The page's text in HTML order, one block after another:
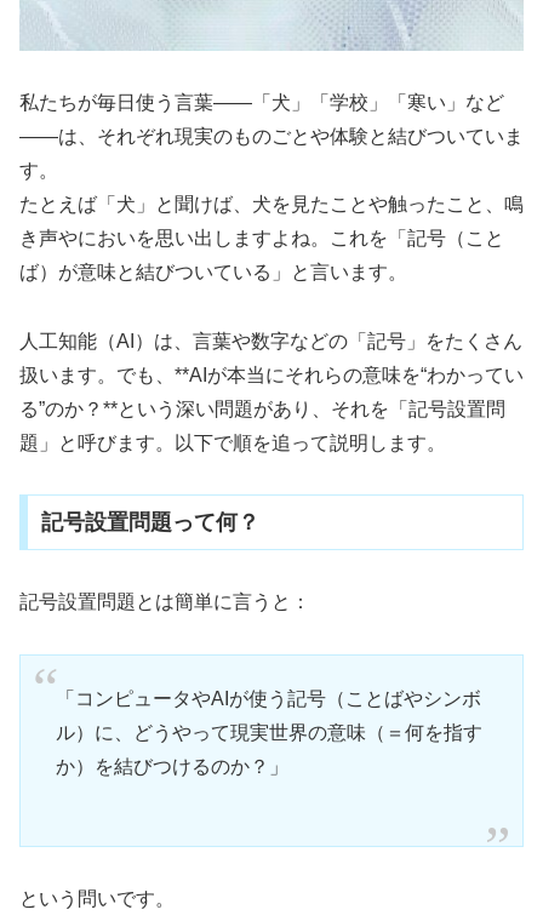
私たちが毎日使う言葉――「犬」「学校」「寒い」など
――は、それぞれ現実のものごとや体験と結びついていま
す。
たとえば「犬」と聞けば、犬を見たことや触ったこと、鳴
き声やにおいを思い出しますよね。これを「記号（こと
ば）が意味と結びついている」と言います。
人工知能（AI）は、言葉や数字などの「記号」をたくさん
扱います。でも、**AIが本当にそれらの意味を“わかってい
る”のか？**という深い問題があり、それを「記号設置問
題」と呼びます。以下で順を追って説明します。
記号設置問題って何？
記号設置問題とは簡単に言うと：
「コンピュータやAIが使う記号（ことばやシンボ
ル）に、どうやって現実世界の意味（＝何を指す
か）を結びつけるのか？」
という問いです。